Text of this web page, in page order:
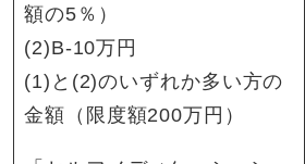
額の5％）
(2)B-10万円
(1)と(2)のいずれか多い方の
金額（限度額200万円）